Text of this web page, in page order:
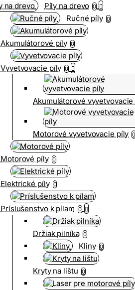
Píly na drevo 0
Ručné píly 0
Akumulátorové píly 0
Vyvetvovacie píly 0
Akumulátorové
Motorové vyvetvovacie píly
Motorové píly 0
Elektrické píly 0
Príslušenstvo k pílam 0
Držiak pilníka 0
Kliny 0
Kryty na lištu 0